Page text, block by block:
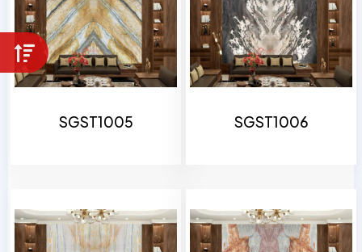
SGST1005 SGST1006